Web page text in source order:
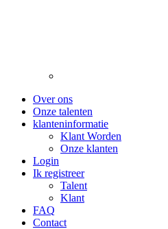
Over ons
Onze talenten
klanteninformatie
Klant Worden
Onze klanten
Login
Ik registreer
Talent
Klant
FAQ
Contact